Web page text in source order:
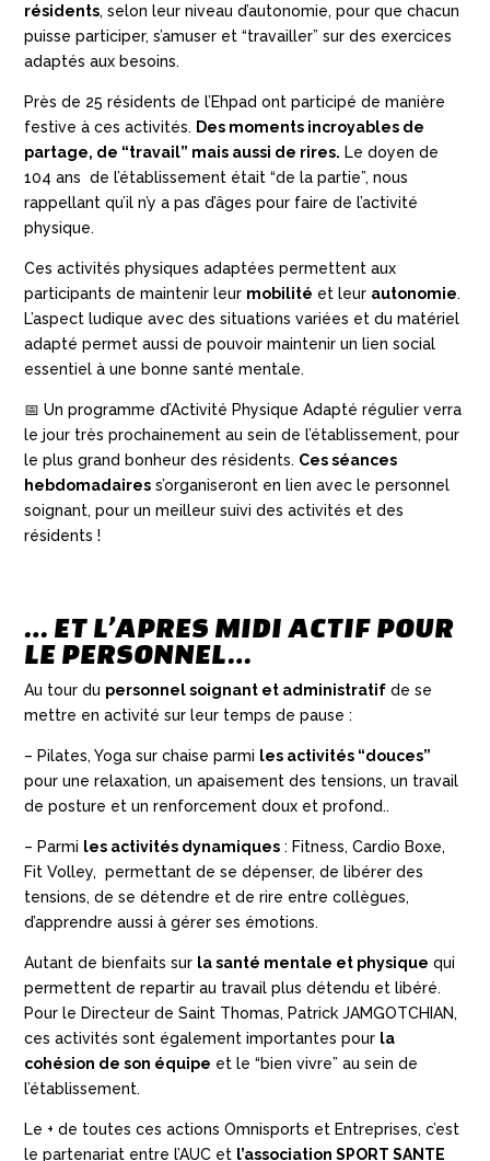
résidents, selon leur niveau d’autonomie, pour que chacun
puisse participer, s’amuser et “travailler” sur des exercices
adaptés aux besoins.
Près de 25 résidents de l’Ehpad ont participé de manière
festive à ces activités. Des moments incroyables de
partage, de “travail” mais aussi de rires. Le doyen de
104 ans de l’établissement était “de la partie”, nous
rappellant qu’il n’y a pas d’âges pour faire de l’activité
physique.
Ces activités physiques adaptées permettent aux
participants de maintenir leur mobilité et leur autonomie.
L’aspect ludique avec des situations variées et du matériel
adapté permet aussi de pouvoir maintenir un lien social
essentiel à une bonne santé mentale.
📅 Un programme d’Activité Physique Adapté régulier verra
le jour très prochainement au sein de l’établissement, pour
le plus grand bonheur des résidents. Ces séances
hebdomadaires s’organiseront en lien avec le personnel
soignant, pour un meilleur suivi des activités et des
résidents !
… ET L’APRES MIDI ACTIF POUR
LE PERSONNEL…
Au tour du personnel soignant et administratif de se
mettre en activité sur leur temps de pause :
– Pilates, Yoga sur chaise parmi les activités “douces”
pour une relaxation, un apaisement des tensions, un travail
de posture et un renforcement doux et profond..
– Parmi les activités dynamiques : Fitness, Cardio Boxe,
Fit Volley, permettant de se dépenser, de libérer des
tensions, de se détendre et de rire entre collègues,
d’apprendre aussi à gérer ses émotions.
Autant de bienfaits sur la santé mentale et physique qui
permettent de repartir au travail plus détendu et libéré.
Pour le Directeur de Saint Thomas, Patrick JAMGOTCHIAN,
ces activités sont également importantes pour la
cohésion de son équipe et le “bien vivre” au sein de
l’établissement.
Le + de toutes ces actions Omnisports et Entreprises, c’est
le partenariat entre l’AUC et l’association SPORT SANTE